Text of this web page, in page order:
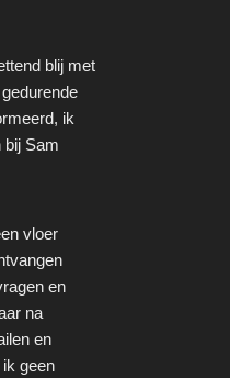
blij met
ik
bij Sam
vloer
en
na
en
geen